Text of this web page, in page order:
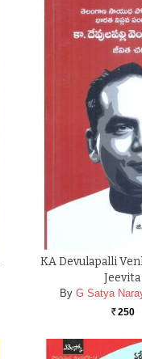
KA Devulapalli
By G Satya
Rs. 250